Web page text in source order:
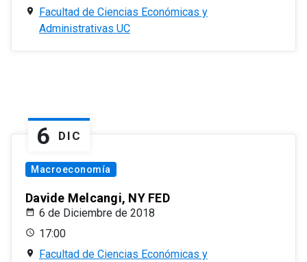
Facultad de Ciencias Económicas y
Administrativas UC
6 DIC
Macroeconomía
Davide Melcangi, NY FED
6 de Diciembre de 2018
17:00
Facultad de Ciencias Económicas y